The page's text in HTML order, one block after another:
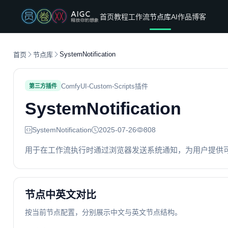
首页教程工作流节点库AI作品博客
首页 节点库 SystemNotification
第三方插件 ComfyUI-Custom-Scripts插件
SystemNotification
SystemNotification 2025-07-26 808
用于在工作流执行时通过浏览器发送系统通知，为用户提供
节点中英文对比
按当前节点配置，分别展示中文与英文节点结构。